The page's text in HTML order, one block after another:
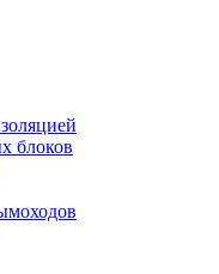
блоков